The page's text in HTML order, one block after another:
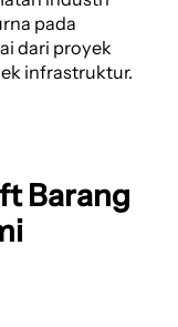
pada
dari proyek
infrastruktur.
Barang